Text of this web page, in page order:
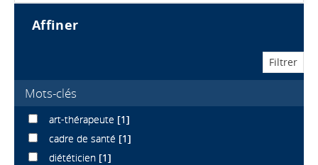
affiner
Mots-clés
art-thérapeute [1]
cadre de santé [1]
diététicien [1]